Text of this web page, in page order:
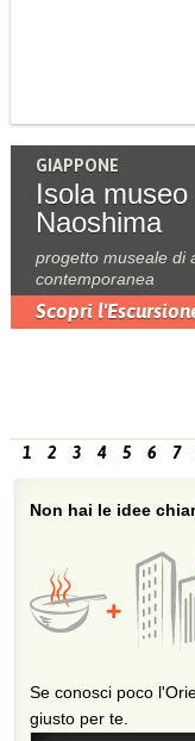
GIAPPONE
Isola museo
Naoshima
progetto museale di
contemporanea
Scopri
1 2 3 4 5 6 7
Non hai le idee
Se conosci poco
giusto per te.